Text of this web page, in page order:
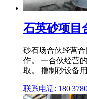
石英砂项目
砂石场合伙经营
作。 一合伙经营
取。 撸制砂设备
联系电话: 180